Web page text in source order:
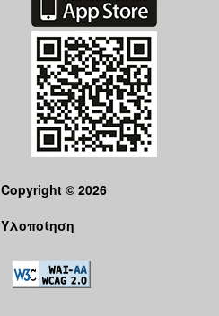
Copyright © 2026
Υλοποίηση